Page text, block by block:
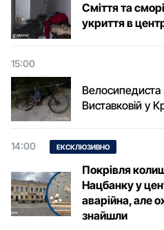
Сміття та
укриття в
15:00
Велосипедиста
Виставковій у
14:00 ЕКСКЛЮЗИВНО
Покрівля
Нацбанку у
аварійна, але
знайшли